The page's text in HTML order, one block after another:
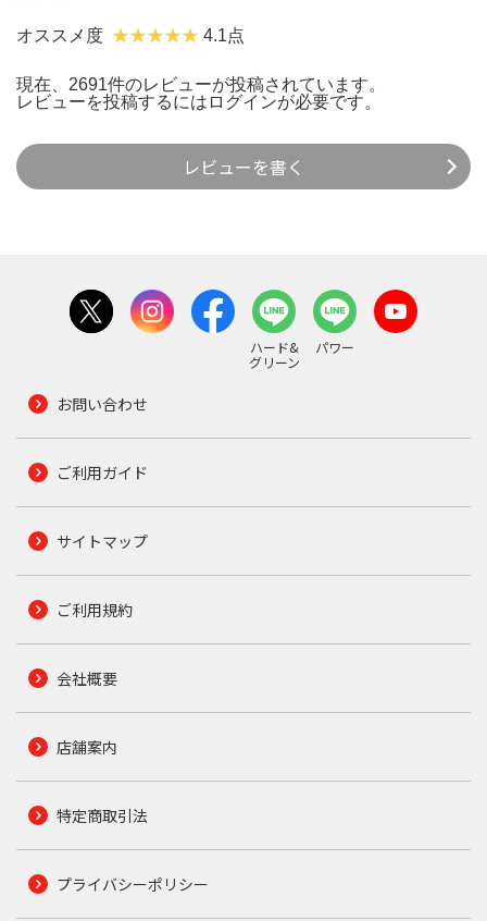
オススメ度 4.1点
現在、2691件のレビューが投稿されています。
レビューを投稿するには ログインが必要です。
レビューを書く
ハード&
グリーン
パワー
お問い合わせ
ご利用ガイド
サイトマップ
ご利用規約
会社概要
店舗案内
特定商取引法
プライバシーポリシー